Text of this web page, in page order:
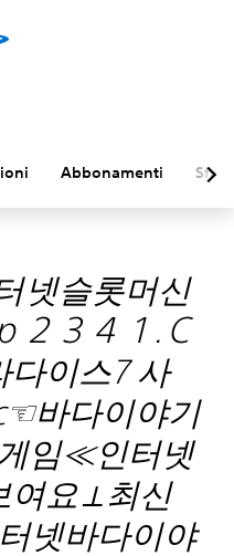
Abbonamenti
넷슬롯머신
２３４１.Ｃ
다이스7 사
바다이야기
임≪인터넷
여요⊥최신
넷바다이야